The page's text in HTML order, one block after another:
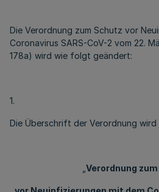
Die Verordnung zum Schutz vor
Coronavirus SARS-CoV-2 vom 22.
178a) wird wie folgt geändert:
1.
Die Überschrift der Verordnung
Verordnung